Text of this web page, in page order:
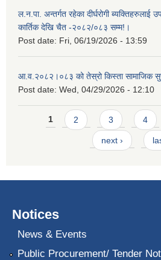
ल.न.पा. अन्तर्गत रहेका दीर्घरोगी ब्यक्तिहरुलाई
कार्तिक देखि चैत -२०८२/०८३ सम्म!।
Post date: Fri, 06/19/2026 - 13:59
आ.व.२०८२।०८३ को तेस्रो किस्ता सामाजिक
Post date: Wed, 04/29/2026 - 12:10
Pages
1 2 3 4
next ›
Notices
News & Events
Public Procurement/ Tender